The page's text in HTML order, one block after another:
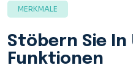
MERKMALE
Stöbern Sie In
Funktionen